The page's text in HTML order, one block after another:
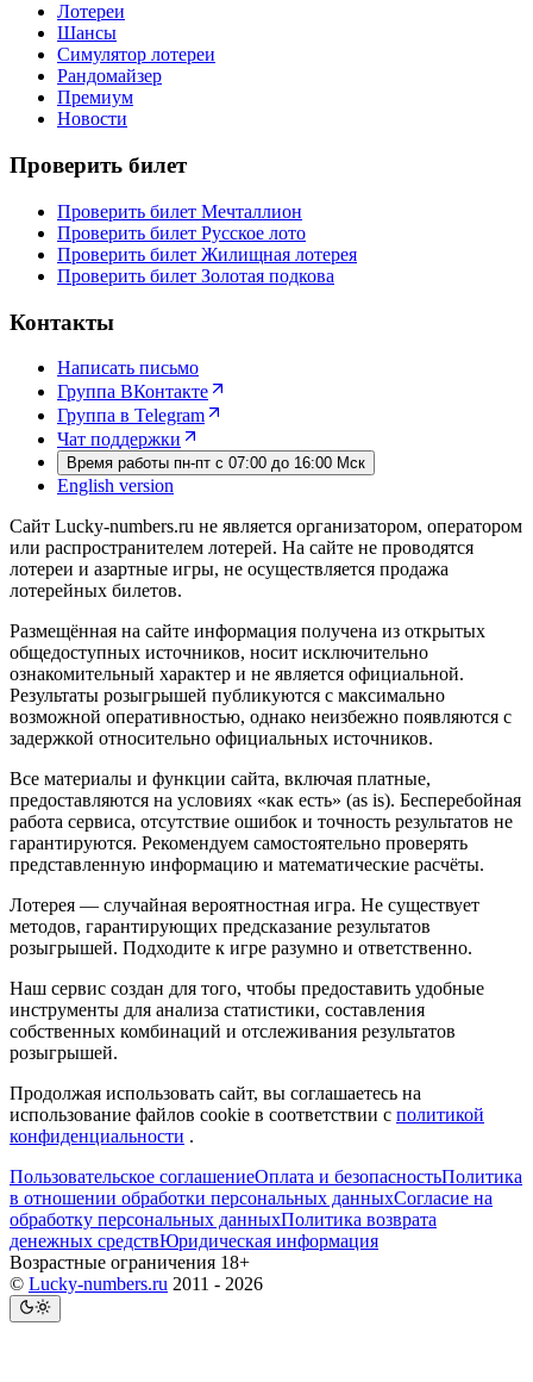
Лотереи
Шансы
Симулятор лотереи
Рандомайзер
Премиум
Новости
Проверить билет
Проверить билет Мечталлион
Проверить билет Русское лото
Проверить билет Жилищная лотерея
Проверить билет Золотая подкова
Контакты
Написать письмо
Группа ВКонтакте
Группа в Telegram
Чат поддержки
Время работы пн-пт с 07:00 до 16:00 Мск
English version
Сайт Lucky-numbers.ru не является организатором, оператором
или распространителем лотерей. На сайте не проводятся
лотереи и азартные игры, не осуществляется продажа
лотерейных билетов.
Размещённая на сайте информация получена из открытых
общедоступных источников, носит исключительно
ознакомительный характер и не является официальной.
Результаты розыгрышей публикуются с максимально
возможной оперативностью, однако неизбежно появляются с
задержкой относительно официальных источников.
Все материалы и функции сайта, включая платные,
предоставляются на условиях «как есть» (as is). Бесперебойная
работа сервиса, отсутствие ошибок и точность результатов не
гарантируются. Рекомендуем самостоятельно проверять
представленную информацию и математические расчёты.
Лотерея — случайная вероятностная игра. Не существует
методов, гарантирующих предсказание результатов
розыгрышей. Подходите к игре разумно и ответственно.
Наш сервис создан для того, чтобы предоставить удобные
инструменты для анализа статистики, составления
собственных комбинаций и отслеживания результатов
розыгрышей.
Продолжая использовать сайт, вы соглашаетесь на
использование файлов cookie в соответствии с политикой
конфиденциальности .
Пользовательское соглашениеОплата и безопасностьПолитика
в отношении обработки персональных данныхСогласие на
обработку персональных данныхПолитика возврата
денежных средствЮридическая информация
Возрастные ограничения 18+
© Lucky-numbers.ru 2011 - 2026